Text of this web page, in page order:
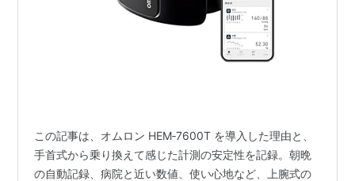
この記事は、オムロン HEM‑7600T を導入した理由と、
手首式から乗り換えて感じた計測の安定性を記録。朝晩
の自動記録、病院と近い数値、使い心地など、上腕式の